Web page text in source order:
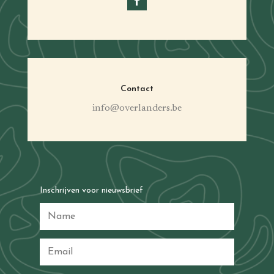
Contact
info@overlanders.be
Inschrijven voor nieuwsbrief